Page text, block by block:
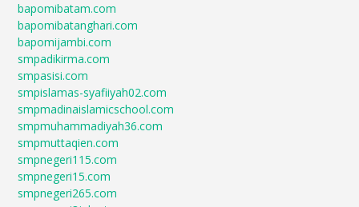
bapomibatam.com
bapomibatanghari.com
bapomijambi.com
smpadikirma.com
smpasisi.com
smpislamas-syafiiyah02.com
smpmadinaislamicschool.com
smpmuhammadiyah36.com
smpmuttaqien.com
smpnegeri115.com
smpnegeri15.com
smpnegeri265.com